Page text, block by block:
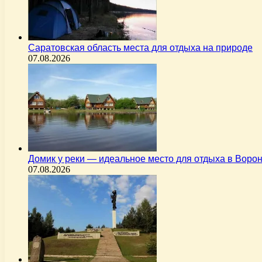
Саратовская область места для отдыха на природе
07.08.2026
Домик у реки — идеальное место для отдыха в
07.08.2026